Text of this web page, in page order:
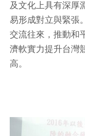
及文化上具有深厚
易形成對立與緊張
交流往來，推動和
濟軟實力提升台灣
高。